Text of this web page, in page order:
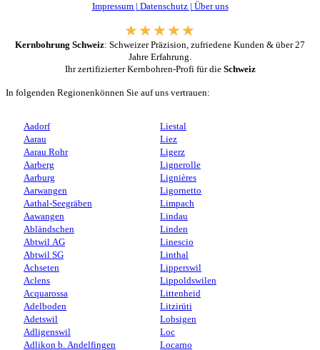
Impressum | Datenschutz | Über uns
Kernbohrung Schweiz: Schweizer Präzision, zufriedene Kunden & über 27
Jahre Erfahrung.
Ihr zertifizierter Kernbohren-Profi für die Schweiz
In folgenden Regionenkönnen Sie auf uns vertrauen:
Aadorf
Aarau
Aarau Rohr
Aarberg
Aarburg
Aarwangen
Aathal-Seegräben
Aawangen
Abländschen
Abtwil AG
Abtwil SG
Achseten
Aclens
Acquarossa
Adelboden
Adetswil
Adligenswil
Adlikon b. Andelfingen
Liestal
Liez
Ligerz
Lignerolle
Lignières
Ligornetto
Limpach
Lindau
Linden
Linescio
Linthal
Lipperswil
Lippoldswilen
Littenheid
Litzirüti
Lobsigen
Loc
Locarno